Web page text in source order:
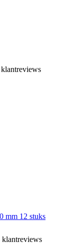
mm 12 stuks
klantreviews